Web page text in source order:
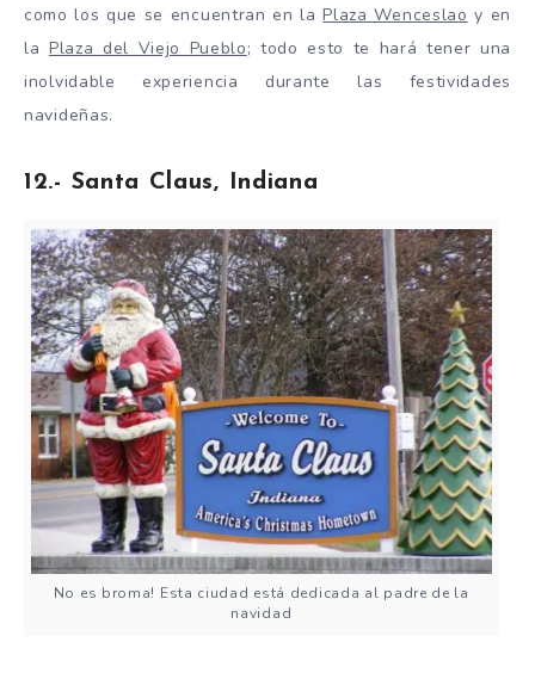
como los que se encuentran en laPlaza Wenceslao y en
la Plaza del Viejo Pueblo; todo esto te hará tener una
inolvidable experiencia durante las festividades
navideñas.
12.- Santa Claus, Indiana
No es broma! Esta ciudad está dedicada al padre de la
navidad